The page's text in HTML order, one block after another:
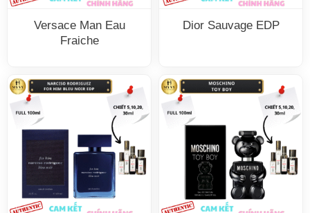
Versace Man Eau
Fraiche
Dior Sauvage EDP